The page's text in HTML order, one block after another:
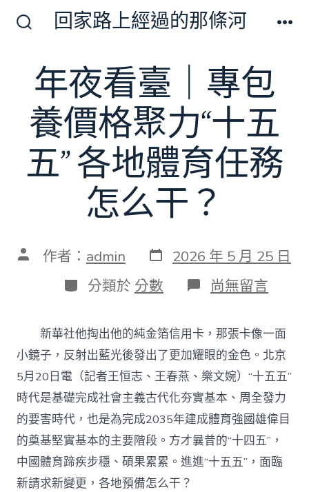
換
開
關
回家路上經過的那條河
年夜看臺｜專包
養價格聚力“十五
五” 各地體育任務
怎么干？
文 作者： admin 發
表
日
期
2026 年 5 月 25 日
分
類
分類於 分數 在
〈年
看
臺
｜
專
包
養
價
格
聚
力
“十
尚無留言
新華社他掏出他的純金箔信用卡，那張卡像一面
小鏡子，反射出藍光後發出了更加耀眼的金色。北京
5月20日電（記者王恒志、王春燕、樂文婉）“十五五”
時代是基礎完成社會主義古代化夯實基本、周全發力
的要害時代，也是為完成2035年建成體育強國雄偉目
的奠基堅實基本的主要階段。方才曩昔的“十四五”，
中國體育蹄疾步穩、碩果累累。進進“十五五”，面臨
新請求新變更，各地預備怎么干？